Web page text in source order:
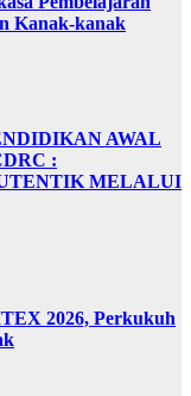
Kanak-kanak
AWAL
:
MELALUI
2026, Perkukuh